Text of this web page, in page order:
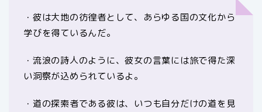
・彼は大地の彷徨者として、あらゆる国の文化から
学びを得ているんだ。
・流浪の詩人のように、彼女の言葉には旅で得た深
い洞察が込められているよ。
・道の探索者である彼は、いつも自分だけの道を見